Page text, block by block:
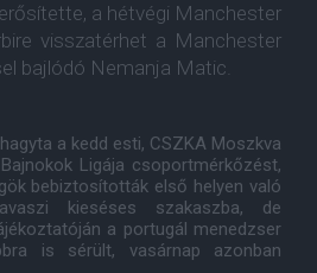
a hétvégi Manchester
visszatérhet a Manchester
bajlódó Nemanja Matic.
a kedd esti, CSZKA Moszkva
Ligája csoportmérkőzést,
bebiztosították első helyen való
kieséses szakaszba, de
a portugál menedzser
is sérült, vasárnap azonban